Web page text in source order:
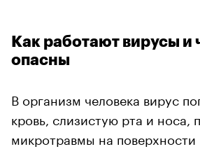
Как работают вирусы и
опасны
В организм человека вирус
кровь, слизистую рта и носа,
микротравмы на поверхности